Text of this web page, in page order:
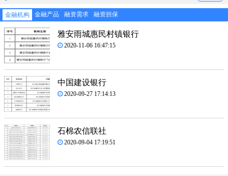
金融机构 金融产品 融资需求 融资担保
雅安雨城惠民村镇银行
2020-11-06 16:47:15
中国建设银行
2020-09-27 17:14:13
石棉农信联社
2020-09-04 17:19:51